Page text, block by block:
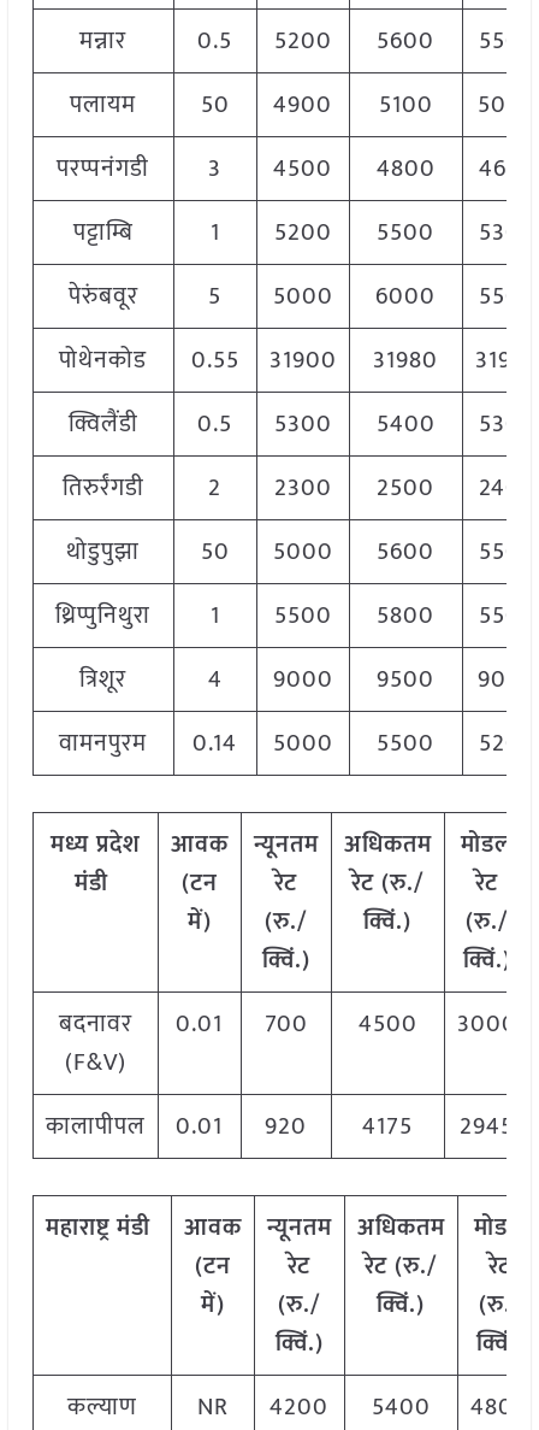
मन्नार
0.5 5200 5600
5500
पलायम
50 4900 5100
5000
परप्पनंगडी
3 4500 4800
4600
पट्टाम्बि
1 5200 5500
5300
पेरुंबवूर
5 5000 6000
5500
पोथेनकोड
0.55 31900 31980
क्विलैंडी
0.5 5300 5400
5300
तिरुर्रंगडी
2 2300 2500
2400
थोडुपुझा
50 5000 5600
5500
थ्रिप्पुनिथुरा
1 5500 5800
5500
त्रिशूर
4 9000 9500
9000
वामनपुरम
0.14 5000 5500 5200
मध्यप्रदेश
मंडी
आवक
(टन
में)
न्यूनतम
रेट
(रु./
क्विं.)
अधिकतम
रेट (रु./
क्विं.)
मोडल
रेट
(रु./
क्विं.)
बदनावर
(F&V)
0.01 700 4500 3000
कालापीपल 0.01 920 4175 2945
महाराष्ट्रमंडी
आवक
(टन
में)
न्यूनतम
रेट
(रु./
क्विं.)
अधिकतम
रेट (रु./
क्विं.)
मोडल
रेट
(रु./
क्विं.)
कल्याण
NR 4200 5400
4800